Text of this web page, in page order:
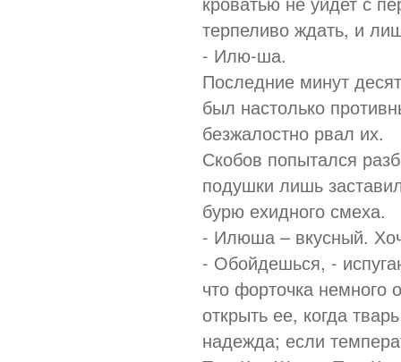
терпеливо ждать, и
- Илю-ша.
Последние минут
был настолько
безжалостно рвал их.
Скобов попытался
подушки лишь
бурю ехидного смеха.
- Илюша – вкусный.
- Обойдешься, -
что форточка немного
открыть ее, когда
надежда; если